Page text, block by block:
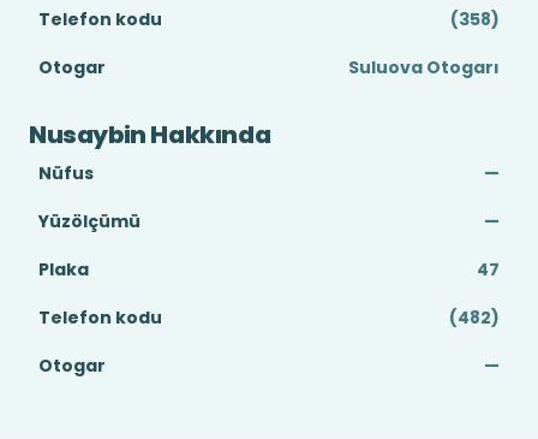
Telefon kodu
(358)
Otogar
Suluova Otogarı
Nusaybin Hakkında
Nüfus
—
Yüzölçümü
—
Plaka
47
Telefon kodu
(482)
Otogar
—